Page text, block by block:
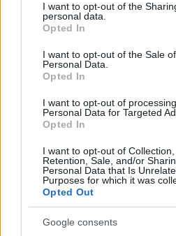
not limited to your visit or usage
grant or deny consent to Google
use your data for below specified
consent section.
I want to opt-out of the
personal data.
Opted In
I want to opt-out of the Sale
Personal Data.
Opted In
I want to opt-out of
Personal Data for Targeted
Opted In
I want to opt-out of Collection,
Retention, Sale, and/or
Personal Data that Is
Purposes for which it was
Opted Out
Google consents
Condividi l'articolo
F
a
ce
b
o
o
k
w
it
te
r
n
re
h
s
p
p
h
Prossimo
NOTIZIE RECENTI
Le previsioni meteo
Gallura